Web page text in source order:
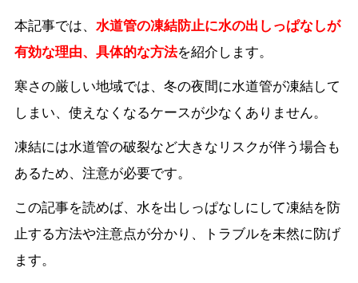
本記事では、 水道管の凍結防止に水の出しっぱなしが
有効な理由、具体的な方法を紹介します。
寒さの厳しい地域では、冬の夜間に水道管が凍結して
しまい、使えなくなるケースが少なくありません。
凍結には水道管の破裂など大きなリスクが伴う場合も
あるため、注意が必要です。
この記事を読めば、水を出しっぱなしにして凍結を防
止する方法や注意点が分かり、トラブルを未然に防げ
ます。